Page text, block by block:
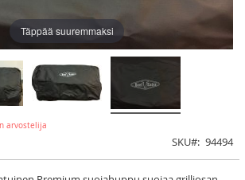
arvostelija
SKU 94494
Täppää suuremmaksi